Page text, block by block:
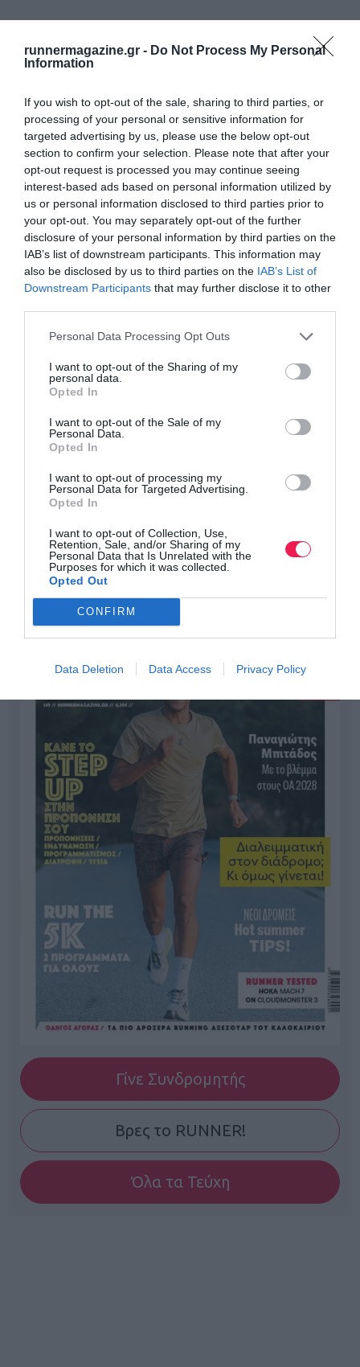
runnermagazine.gr - Do Not Process My Personal
Information
If you wish to opt-out of the sale, sharing to third parties, or
processing of your personal or sensitive information for
targeted advertising by us, please use the below opt-out
section to confirm your selection. Please note that after your
opt-out request is processed you may continue seeing
interest-based ads based on personal information utilized by
us or personal information disclosed to third parties prior to
your opt-out. You may separately opt-out of the further
disclosure of your personal information by third parties on the
IAB’s list of downstream participants. This information may
also be disclosed by us to third parties on the IAB’s List of
Downstream Participants that may further disclose it to other
Personal Data Processing Opt Outs
I want to opt-out of the Sharing of my
personal data.
Opted In
I want to opt-out of the Sale of my
Personal Data.
Opted In
I want to opt-out of processing my
Personal Data for Targeted Advertising.
Opted In
I want to opt-out of Collection, Use,
Retention, Sale, and/or Sharing of my
Personal Data that Is Unrelated with the
Purposes for which it was collected.
Opted Out
CONFIRM
Data Deletion Data Access Privacy Policy
Γίνε Συνδρομητής
Βρες το RUNNER!
Όλα τα Τεύχη